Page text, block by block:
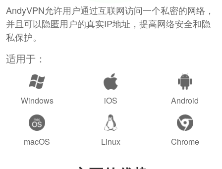
AndyVPN允许用户通过互联网访问一个私密的网络，
并且可以隐匿用户的真实IP地址，提高网络安全和隐
私保护。
适用于：
Windows iOS Android
macOS Linux Chrome